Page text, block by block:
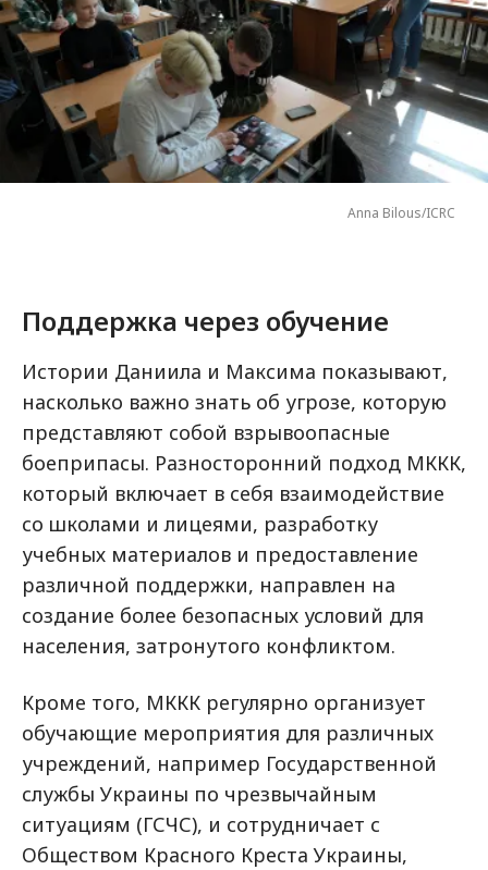
Anna Bilous/ICRC
Поддержка через обучение
Истории Даниила и Максима показывают,
насколько важно знать об угрозе, которую
представляют собой взрывоопасные
боеприпасы. Разносторонний подход МККК,
который включает в себя взаимодействие
со школами и лицеями, разработку
учебных материалов и предоставление
различной поддержки, направлен на
создание более безопасных условий для
населения, затронутого конфликтом.
Кроме того, МККК регулярно организует
обучающие мероприятия для различных
учреждений, например Государственной
службы Украины по чрезвычайным
ситуациям (ГСЧС), и сотрудничает с
Обществом Красного Креста Украины,